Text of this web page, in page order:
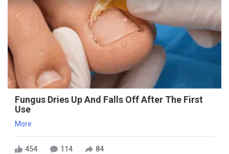
Fungus Dries Up And Falls Off After The First
Use
More
454 114 84